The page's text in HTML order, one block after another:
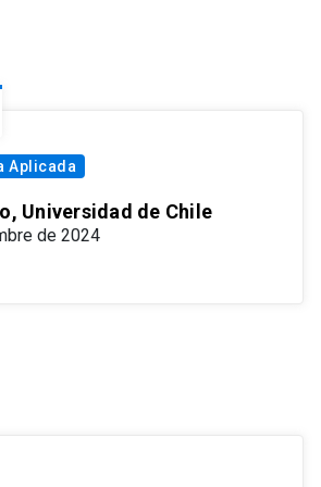
Aplicada
Universidad de Chile
de 2024